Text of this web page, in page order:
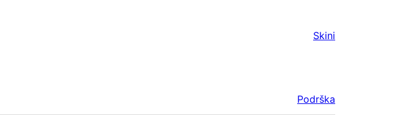
Skini
Podrška